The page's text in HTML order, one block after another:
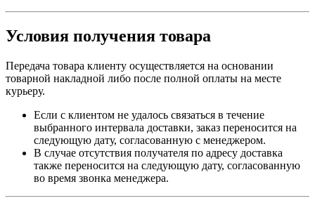
Условия получения товара
Передача товара клиенту осуществляется на основании
товарной накладной либо после полной оплаты на месте
курьеру.
Если с клиентом не удалось связаться в течение
выбранного интервала доставки, заказ переносится на
следующую дату, согласованную с менеджером.
В случае отсутствия получателя по адресу доставка
также переносится на следующую дату, согласованную
во время звонка менеджера.